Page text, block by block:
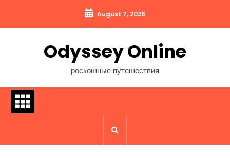
содержимому
August 7, 2026
Odyssey Online
роскошные путешествия